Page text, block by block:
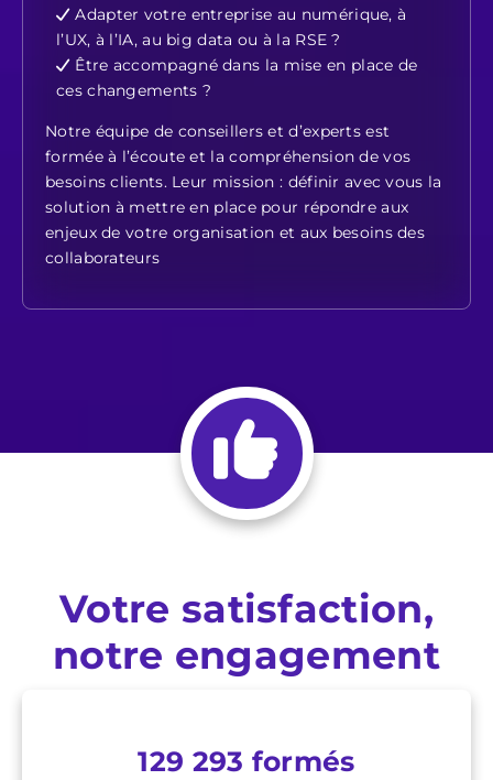
Adapter votre entreprise au numérique, à
l’UX, à l’IA, au big data ou à la RSE ?
Être accompagné dans la mise en place de
ces changements ?
Notre équipe de conseillers et d’experts est
formée à l’écoute et la compréhension de vos
besoins clients. Leur mission : définir avec vous la
solution à mettre en place pour répondre aux
enjeux de votre organisation et aux besoins des
collaborateurs
Votre satisfaction,
notre engagement
129 293 formés